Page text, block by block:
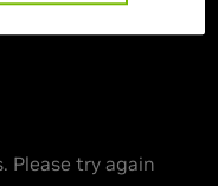
Please try again